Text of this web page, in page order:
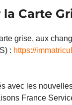
Carte
grise, aux
: https://
avec les
France